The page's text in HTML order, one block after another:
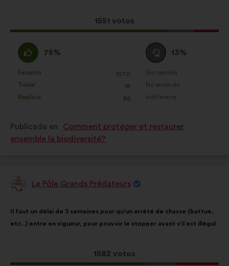
Esta
propuesta
1551 votos
A
favor
:
75%
calificado
como:
Favorito
: 1070
veces
Trivial 18
veces
Realista
: 86
veces
Neutro
:
13%
calificado
Sin opinión
:veces
No entiendo
:veces
Indiferente
:veces
Publicada en
Comment protéger et restaurer
ensemble la biodiversité?
PropuestaLe Pôle Grands Prédateurs
de
la
Il faut un délai de 3 semaines pour qu'un arrêté de chasse (battue,
etc...) entre en vigueur, pour pouvoir le stopper avant s'il est illégal
Esta
1582 votos
el
siguiente